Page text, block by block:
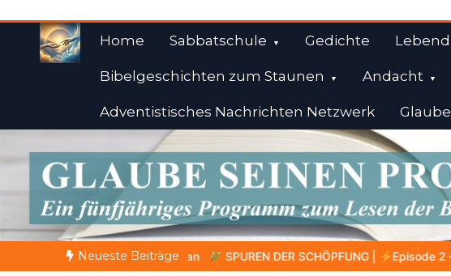
springen
Home Sabbatschule Gedichte
Bibelgeschichten zum Staunen Andacht
Adventistisches Nachrichten Netzwerk
Weisheiten der Bibel
Himmelwärts
Neueste Beiträge
SPUREN DER SCHÖPFUNG | Episode 2 – Entscheiden ohne Nachdenken –